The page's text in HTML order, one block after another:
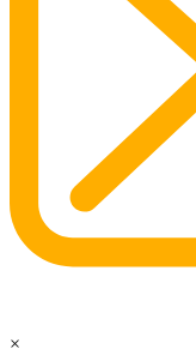
×